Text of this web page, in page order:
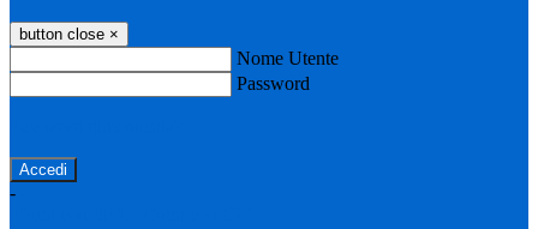
button close ×
Nome Utente
Password
-